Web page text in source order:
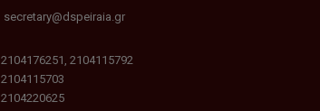
secretary@dspeiraia.gr
2104176251, 2104115792
2104115703
2104220625